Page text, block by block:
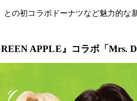
との初コラボドーナツなど魅力的
APPLE』コラボ「Mrs.